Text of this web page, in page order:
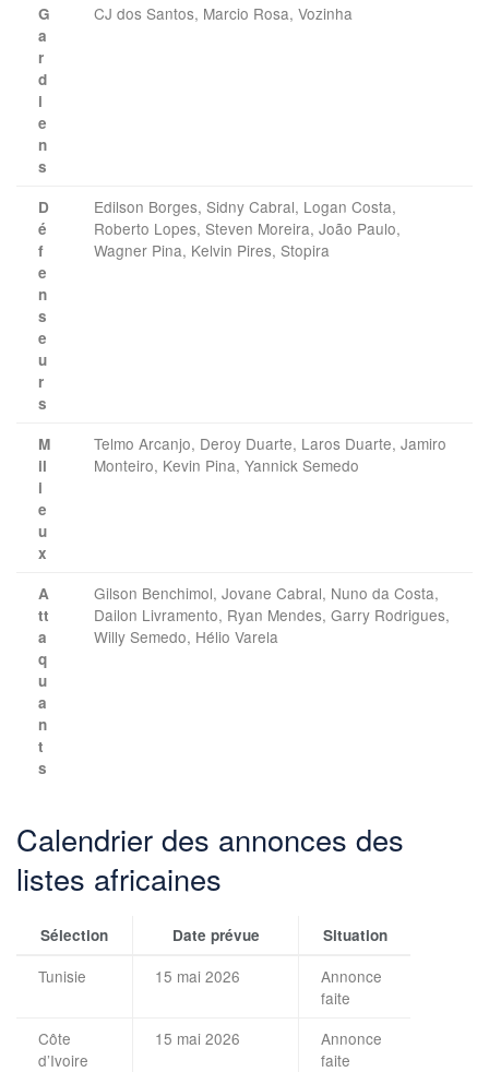
G
a
r
d
i
e
n
s
CJ dos Santos, Marcio Rosa, Vozinha
D
é
f
e
n
s
e
u
r
s
Edilson Borges, Sidny Cabral, Logan Costa,
Roberto Lopes, Steven Moreira, João Paulo,
Wagner Pina, Kelvin Pires, Stopira
M
il
i
e
u
x
Telmo Arcanjo, Deroy Duarte, Laros Duarte, Jamiro
Monteiro, Kevin Pina, Yannick Semedo
A
tt
a
q
u
a
n
t
s
Gilson Benchimol, Jovane Cabral, Nuno da Costa,
Dailon Livramento, Ryan Mendes, Garry Rodrigues,
Willy Semedo, Hélio Varela
Calendrier des annonces des
listes africaines
Sélection Date prévue Situation
Tunisie 15 mai 2026
Annonce
faite
Côte
d’Ivoire
15 mai 2026
Annonce
faite